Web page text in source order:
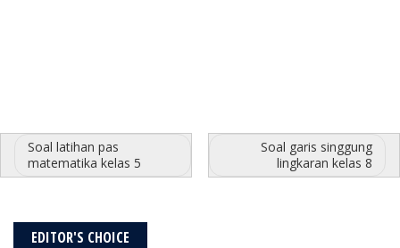
Soal latihan pas
matematika kelas 5
Soal garis singgung
lingkaran kelas 8
EDITOR'S CHOICE